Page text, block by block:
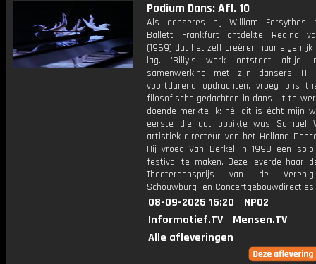
Podium Dans: Afl. 10
Als danseres bij William Forsythes
Ballett Frankfurt ontdekte Regina
(1969) dat het zelf creëren haar eigenlijk
lag. 'Billy's werk ontstaat altijd
samenwerking met zijn dansers.
voortdurend opdrachten, vroeg ons
filosofische gedachten in dans uit te
doende merkte ik: hé, dit is écht mijn
eerste die dat oppikte was Samuel
artistiek directeur van het Holland
Hij vroeg Van Berkel in 1998 een
festival te maken. Deze leverde haar
Theaterdansprijs van de
Schouwburg- en Concertgebouwdirecties
08-09-2025 15:20
NPO2
Informatief.TV
Mensen.TV
Alle afleveringen